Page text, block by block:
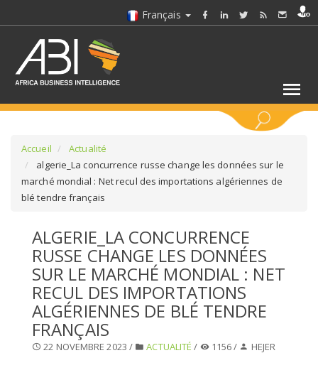
Français
SÉLECTIONNEZ UN/DES SECTEURS
SÉLECTIONNEZ UN DOSSIER
SELECTIONNEZ UNE SECTION
SÉLECTIONNEZ UNE CATÉGORIE
SÉLECTIONNEZ UN/DES PAYS
Accueil
Actualité
algerie_La concurrence russe change les données sur le
marché mondial : Net recul des importations algériennes de
blé tendre français
ALGERIE_LA CONCURRENCE
RUSSE CHANGE LES DONNÉES
SUR LE MARCHÉ MONDIAL : NET
RECUL DES IMPORTATIONS
ALGÉRIENNES DE BLÉ TENDRE
FRANÇAIS
22 NOVEMBRE 2023 / ACTUALITÉ / 1156 / HEJER